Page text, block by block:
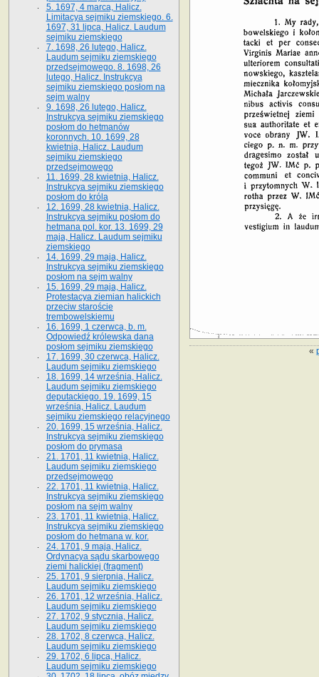
«
5. 1697, 4 marca, Halicz.
Limitacya sejmiku ziemskiego. 6.
1697, 31 lipca, Halicz. Laudum
sejmiku ziemskiego
7. 1698, 26 lutego, Halicz.
Laudum sejmiku ziemskiego
przedsejmowego. 8. 1698, 26
lutego, Halicz. Instrukcya
sejmiku ziemskiego posłom na
sejm walny
9. 1698, 26 lutego, Halicz.
Instrukcya sejmiku ziemskiego
posłom do hetmanów
koronnych. 10. 1699, 28
kwietnia, Halicz. Laudum
sejmiku ziemskiego
przedsejmowego
11. 1699, 28 kwietnia, Halicz.
Instrukcya sejmiku ziemskiego
posłom do króla
12. 1699, 28 kwietnia, Halicz.
Instrukcya sejmiku posłom do
hetmana pol. kor. 13. 1699, 29
maja, Halicz. Laudum sejmiku
ziemskiego
14. 1699, 29 maja, Halicz.
Instrukcya sejmiku ziemskiego
posłom na sejm walny
15. 1699, 29 maja, Halicz.
Protestacya ziemian halickich
przeciw staroście
trembowelskiemu
16. 1699, 1 czerwca, b. m.
Odpowiedź królewska dana
posłom sejmiku ziemskiego
17. 1699, 30 czerwca, Halicz.
Laudum sejmiku ziemskiego
18. 1699, 14 września, Halicz.
Laudum sejmiku ziemskiego
deputackiego. 19. 1699, 15
września, Halicz. Laudum
sejmiku ziemskiego relacyjnego
20. 1699, 15 września, Halicz.
Instrukcya sejmiku ziemskiego
posłom do prymasa
21. 1701, 11 kwietnia, Halicz.
Laudum sejmiku ziemskiego
przedsejmowego
22. 1701, 11 kwietnia, Halicz.
Instrukcya sejmiku ziemskiego
posłom na sejm walny
23. 1701, 11 kwietnia, Halicz.
Instrukcya sejmiku ziemskiego
posłom do hetmana w. kor.
24. 1701, 9 maja, Halicz.
Ordynacya sądu skarbowego
ziemi halickiej (fragment)
25. 1701, 9 sierpnia, Halicz.
Laudum sejmiku ziemskiego
26. 1701, 12 września, Halicz.
Laudum sejmiku ziemskiego
27. 1702, 9 stycznia, Halicz.
Laudum sejmiku ziemskiego
28. 1702, 8 czerwca, Halicz.
Laudum sejmiku ziemskiego
29. 1702, 6 lipca, Halicz.
Laudum sejmiku ziemskiego